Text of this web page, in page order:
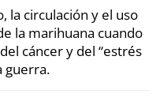
la circulación y el uso
la marihuana cuando
cáncer y del “estrés
guerra.